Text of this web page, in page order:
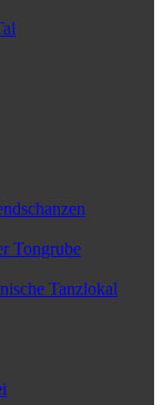
Tongrube
Tanzlokal